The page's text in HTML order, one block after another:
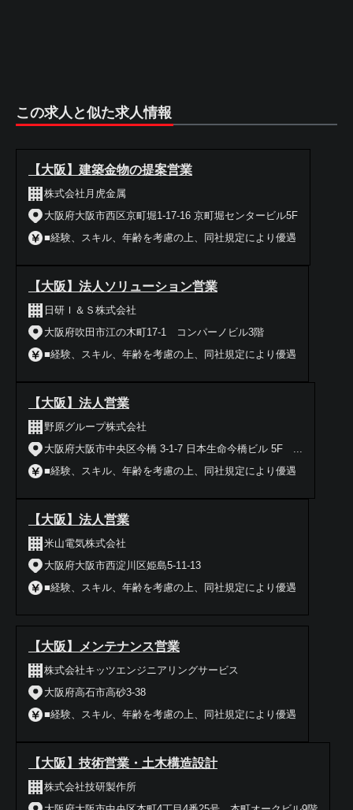
この求人と似た求人情報
【大阪】建築金物の提案営業
株式会社月虎金属
大阪府大阪市西区京町堀1-17-16 京町堀センタービル5F
■経験、スキル、年齢を考慮の上、同社規定により優遇
【大阪】法人ソリューション営業
日研Ｉ＆Ｓ株式会社
大阪府吹田市江の木町17-1 コンパーノビル3階
■経験、スキル、年齢を考慮の上、同社規定により優遇
【大阪】法人営業
野原グループ株式会社
大阪府大阪市中央区今橋 3-1-7 日本生命今橋ビル 5F ...
■経験、スキル、年齢を考慮の上、同社規定により優遇
【大阪】法人営業
米山電気株式会社
大阪府大阪市西淀川区姫島5-11-13
■経験、スキル、年齢を考慮の上、同社規定により優遇
【大阪】メンテナンス営業
株式会社キッツエンジニアリングサービス
大阪府高石市高砂3-38
■経験、スキル、年齢を考慮の上、同社規定により優遇
【大阪】技術営業・土木構造設計
株式会社技研製作所